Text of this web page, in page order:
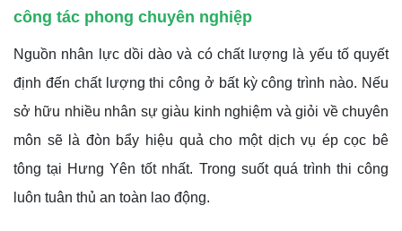
công tác phong chuyên nghiệp
Nguồn nhân lực dồi dào và có chất lượng là yếu tố quyết
định đến chất lượng thi công ở bất kỳ công trình nào. Nếu
sở hữu nhiều nhân sự giàu kinh nghiệm và giỏi về chuyên
môn sẽ là đòn bẩy hiệu quả cho một dịch vụ ép cọc bê
tông tại Hưng Yên tốt nhất. Trong suốt quá trình thi công
luôn tuân thủ an toàn lao động.